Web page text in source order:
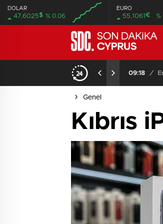
DOLAR
47,6025$ % 0.06
EURO
55,1061€ %
09:11 /
Genel
Kıbrıs